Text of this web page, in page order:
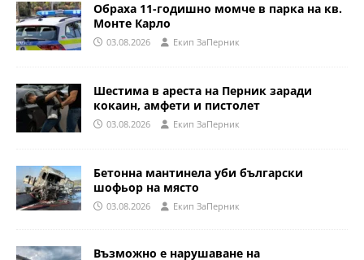
Обраха 11-годишно момче в парка на кв.
Монте Карло
03.08.2026 Eкип ЗаПерник
Шестима в ареста на Перник заради
кокаин, амфети и пистолет
03.08.2026 Eкип ЗаПерник
Бетонна мантинела уби български
шофьор на място
03.08.2026 Eкип ЗаПерник
Възможно е нарушаване на